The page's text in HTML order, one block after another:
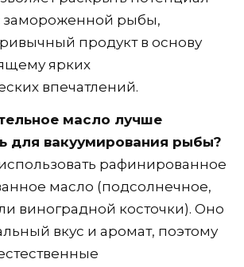
замороженной рыбы,
продукт в основу
ярких
впечатлений.
масло лучше
для вакуумирования рыбы?
рафинированное
масло (подсолнечное,
виноградной косточки). Оно
вкус и аромат, поэтому